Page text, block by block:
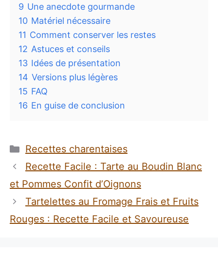
9 Une anecdote gourmande
10 Matériel nécessaire
11 Comment conserver les restes
12 Astuces et conseils
13 Idées de présentation
14 Versions plus légères
15 FAQ
16 En guise de conclusion
Catégories
Recettes charentaises
Recette Facile : Tarte au Boudin Blanc
et Pommes Confit d’Oignons
Tartelettes au Fromage Frais et Fruits
Rouges : Recette Facile et Savoureuse